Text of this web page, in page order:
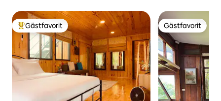
Populär gästfavorit
Gästfavorit Gästfavorit
Gästfavorit